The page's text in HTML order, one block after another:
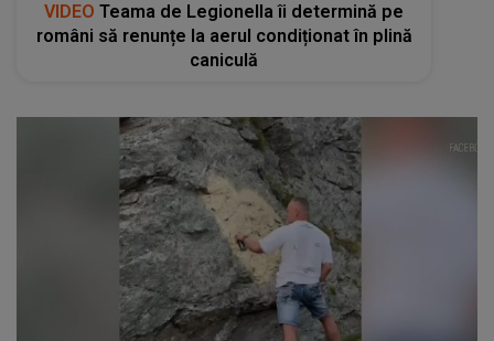
VIDEO Teama de Legionella îi determină pe
români să renunțe la aerul condiționat în plină
caniculă